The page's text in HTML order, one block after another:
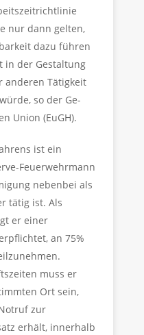
nur dann gel­ten,
dazu füh­ren
in der Ge­stal­tung
an­de­ren Tä­tig­keit
so der Ge­
Union (EuGH).
ist ein
Feuerwehrmann
nebenbei als
tätig ist. Als
er einer
an 75%
muss er
Ort sein,
zur
erhält, innerhalb